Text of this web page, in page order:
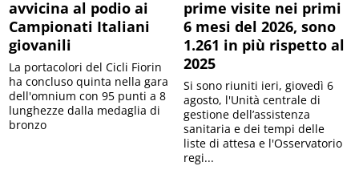
avvicina al podio ai
Campionati Italiani
giovanili
La portacolori del Cicli Fiorin
ha concluso quinta nella gara
dell'omnium con 95 punti a 8
lunghezze dalla medaglia di
bronzo
prime visite nei primi
6 mesi del 2026, sono
1.261 in più rispetto al
2025
Si sono riuniti ieri, giovedì 6
agosto, l'Unità centrale di
gestione dell’assistenza
sanitaria e dei tempi delle
liste di attesa e l'Osservatorio
regi...